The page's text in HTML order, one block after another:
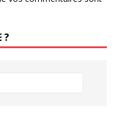
?